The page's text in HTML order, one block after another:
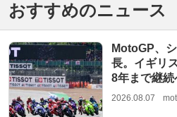
おすすめのニュース
MotoGP、
長。イギリ
8年まで継続
2026.08.07